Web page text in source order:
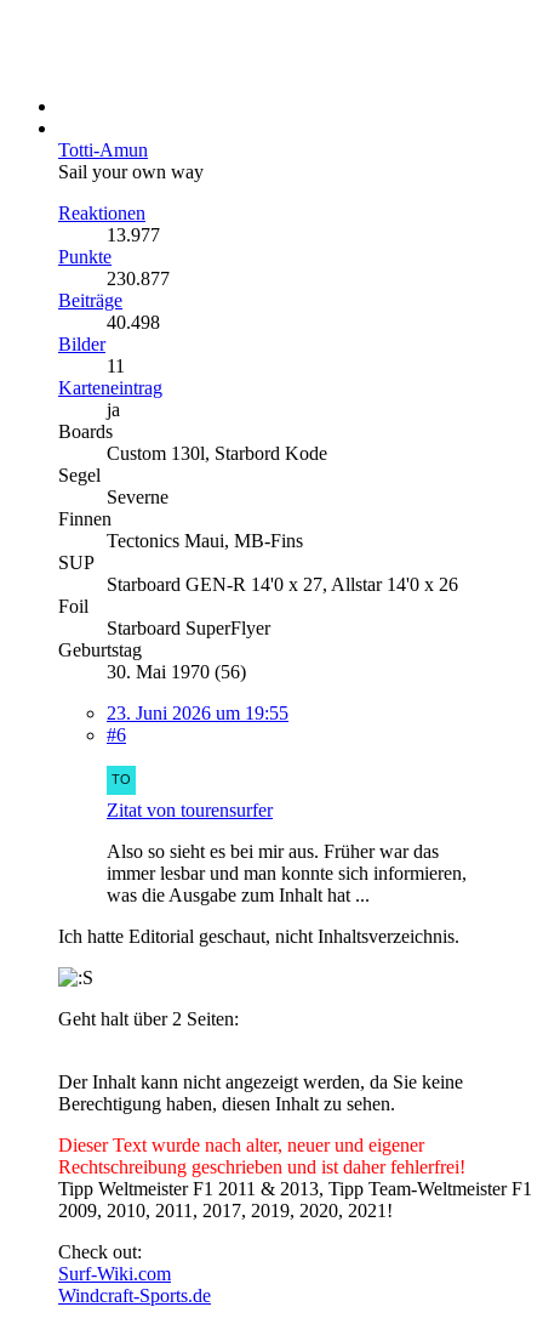
Totti-Amun
Sail your own way
Reaktionen
13.977
Punkte
230.877
Beiträge
40.498
Bilder
11
Karteneintrag
ja
Boards
Custom 130l, Starbord Kode
Segel
Severne
Finnen
Tectonics Maui, MB-Fins
SUP
Starboard GEN-R 14'0 x 27, Allstar 14'0 x 26
Foil
Starboard SuperFlyer
Geburtstag
30. Mai 1970 (56)
23. Juni 2026 um 19:55
#6
Zitat von tourensurfer
Also so sieht es bei mir aus. Früher war das
immer lesbar und man konnte sich informieren,
was die Ausgabe zum Inhalt hat ...
Ich hatte Editorial geschaut, nicht Inhaltsverzeichnis.
Geht halt über 2 Seiten:
Der Inhalt kann nicht angezeigt werden, da Sie keine
Berechtigung haben, diesen Inhalt zu sehen.
Dieser Text wurde nach alter, neuer und eigener
Rechtschreibung geschrieben und ist daher fehlerfrei!
Tipp Weltmeister F1 2011 & 2013, Tipp Team-Weltmeister F1
2009, 2010, 2011, 2017, 2019, 2020, 2021!
Check out:
Surf-Wiki.com
Windcraft-Sports.de